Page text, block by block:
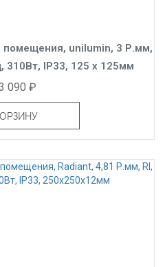
помещения, unilumin, 3 Р.мм,
310Вт, IP33, 125 x 125мм
090 ₽